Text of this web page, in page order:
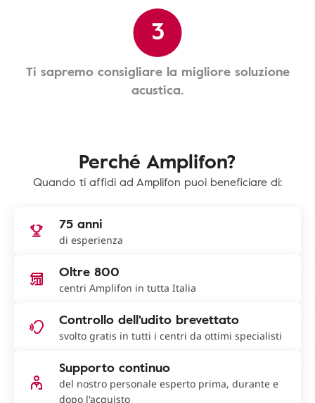
3
Ti sapremo consigliare la migliore soluzione
acustica.
Perché Amplifon?
Quando ti affidi ad Amplifon puoi beneficiare di:
75 anni
di esperienza
Oltre 800
centri Amplifon in tutta Italia
Controllo dell'udito brevettato
svolto gratis in tutti i centri da ottimi specialisti
Supporto continuo
del nostro personale esperto prima, durante e
dopo l'acquisto